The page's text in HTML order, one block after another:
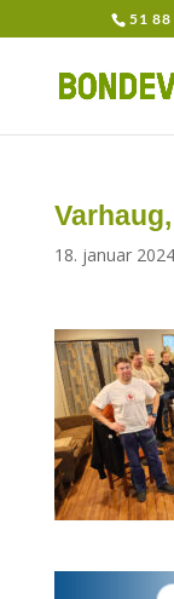
51 88
18. januar 2024